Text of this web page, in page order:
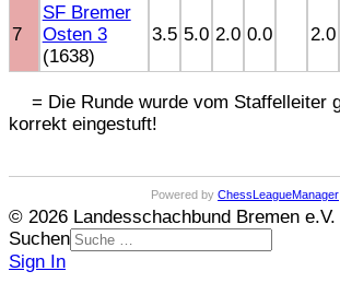
7
SF Bremer
Osten 3
(1638)
3.5 5.0 2.0 0.0 2.0
= Die Runde wurde vom Staffelleiter
korrekt eingestuft!
Powered by ChessLeagueManager
© 2026 Landesschachbund Bremen e.V.
Suchen
Sign In